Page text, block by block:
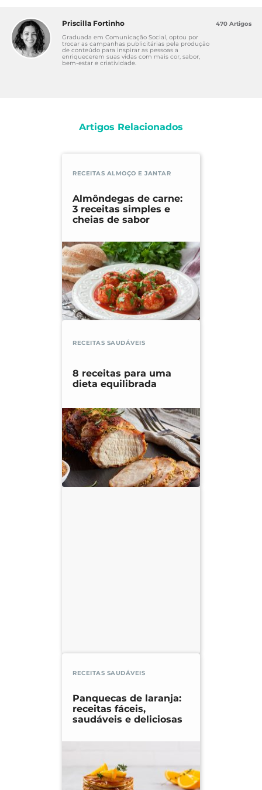
Priscilla Fortinho
Graduada em Comunicação Social, optou por
trocar as campanhas publicitárias pela produção
de conteúdo para inspirar as pessoas a
enriquecerem suas vidas com mais cor, sabor,
bem-estar e criatividade.
470 Artigos
Artigos Relacionados
RECEITAS ALMOÇO E JANTAR
Almôndegas de carne:
3 receitas simples e
cheias de sabor
RECEITAS SAUDÁVEIS
8 receitas para uma
dieta equilibrada
RECEITAS SAUDÁVEIS
Panquecas de laranja:
receitas fáceis,
saudáveis e deliciosas